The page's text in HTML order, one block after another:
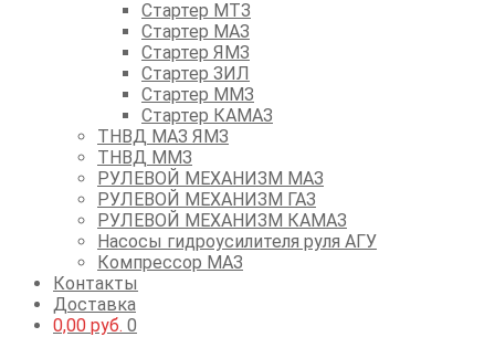
Стартер МТЗ
Стартер МАЗ
Стартер ЯМЗ
Стартер ЗИЛ
Стартер ММЗ
Стартер КАМАЗ
ТНВД МАЗ ЯМЗ
ТНВД ММЗ
РУЛЕВОЙ МЕХАНИЗМ МАЗ
РУЛЕВОЙ МЕХАНИЗМ ГАЗ
РУЛЕВОЙ МЕХАНИЗМ КАМАЗ
Насосы гидроусилителя руля АГУ
Компрессор МАЗ
Контакты
Доставка
0,00 руб. 0